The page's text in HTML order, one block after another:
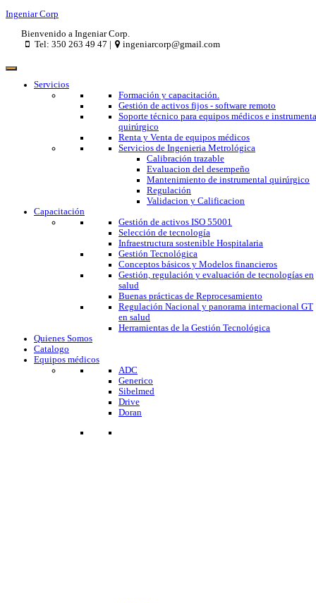
Ingeniar Corp
Bienvenido a Ingeniar Corp.
Tel: 350 263 49 47 |
ingeniarcorp@gmail.com
Servicios
Formación y capacitación.
Gestión de activos fijos - software remoto
Soporte técnico para equipos médicos e
quirúrgico
Renta y Venta de equipos médicos
Servicios de Ingenieria Metrológica
Calibración trazable
Evaluacion del desempeño
Mantenimiento de instrumental quirúrgico
Regulación
Validacion y Calificacion
Capacitación
Gestión de activos ISO 55001
Selección de tecnología
Infraestructura sostenible Hospitalaria
Gestión Tecnológica
Conceptos básicos y Modelos financieros
Gestión, regulación y evaluación de tecnologías en
salud
Buenas prácticas de Reprocesamiento
Regulación Nacional y panorama internacional GT
en salud
Herramientas de la Gestión Tecnológica
Quienes Somos
Catalogo
Equipos médicos
ADC
Generico
Sibelmed
Drive
Doran